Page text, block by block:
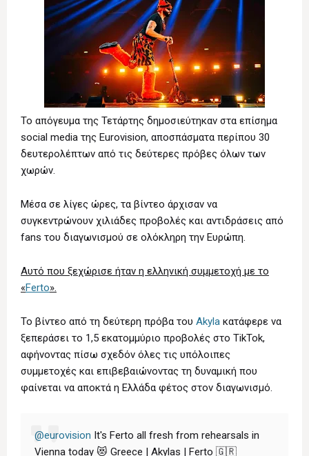
Το απόγευμα της Τετάρτης δημοσιεύτηκαν στα επίσημα
social media της Eurovision, αποσπάσματα περίπου 30
δευτερολέπτων από τις δεύτερες πρόβες όλων των
χωρών.
Μέσα σε λίγες ώρες, τα βίντεο άρχισαν να
συγκεντρώνουν χιλιάδες προβολές και αντιδράσεις από
fans του διαγωνισμού σε ολόκληρη την Ευρώπη.
Αυτό που ξεχώρισε ήταν η ελληνική συμμετοχή με το
«Ferto».
Το βίντεο από τη δεύτερη πρόβα του Akyla κατάφερε να
ξεπεράσει το 1,5 εκατομμύριο προβολές στο TikTok,
αφήνοντας πίσω σχεδόν όλες τις υπόλοιπες
συμμετοχές και επιβεβαιώνοντας τη δυναμική που
φαίνεται να αποκτά η Ελλάδα φέτος στον διαγωνισμό.
@eurovision It's Ferto all fresh from rehearsals in
Vienna today 😻 Greece | Akylas | Ferto 🇬🇷